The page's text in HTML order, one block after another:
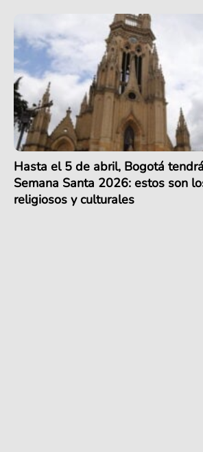
Hasta el 5 de abril, Bogotá
Semana Santa 2026: estos son
religiosos y culturales